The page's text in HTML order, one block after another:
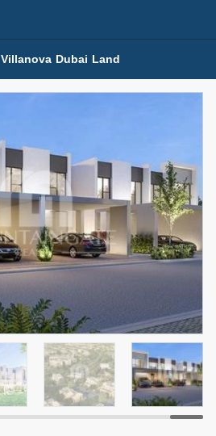
1.5 BHK 48 Parkside
شقةللبيع 1,350,000 درهم
سرير
1
حمام
2
المعروض
مفروش/ة جزئيا
اسم الوسيط
MOHAMMED ARSHAD SAIYED
5 أشهر +
Dubai Land